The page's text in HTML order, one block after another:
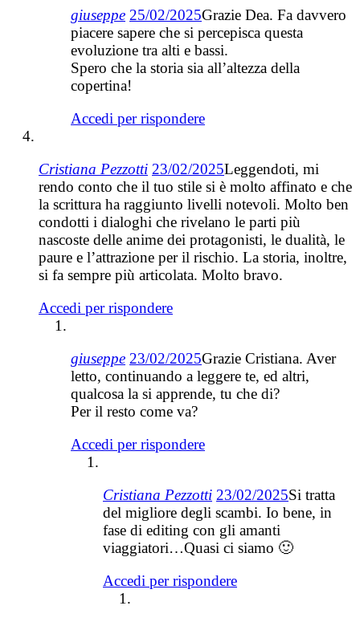
giuseppe 25/02/2025Grazie Dea. Fa davvero
piacere sapere che si percepisca questa
evoluzione tra alti e bassi.
Spero che la storia sia all’altezza della
copertina!
Accedi per rispondere
Cristiana Pezzotti 23/02/2025Leggendoti, mi
rendo conto che il tuo stile si è molto affinato e che
la scrittura ha raggiunto livelli notevoli. Molto ben
condotti i dialoghi che rivelano le parti più
nascoste delle anime dei protagonisti, le dualità, le
paure e l’attrazione per il rischio. La storia, inoltre,
si fa sempre più articolata. Molto bravo.
Accedi per rispondere
giuseppe 23/02/2025Grazie Cristiana. Aver
letto, continuando a leggere te, ed altri,
qualcosa la si apprende, tu che di?
Per il resto come va?
Accedi per rispondere
Cristiana Pezzotti 23/02/2025Si tratta
del migliore degli scambi. Io bene, in
fase di editing con gli amanti
viaggiatori…Quasi ci siamo 🙂
Accedi per rispondere